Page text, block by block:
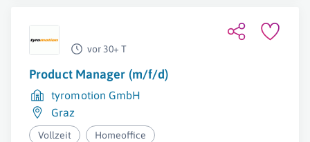
vor 30+ T
Product Manager (m/f/d)
tyromotion GmbH
Graz
Vollzeit Homeoffice